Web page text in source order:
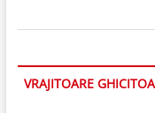
VRAJITOARE